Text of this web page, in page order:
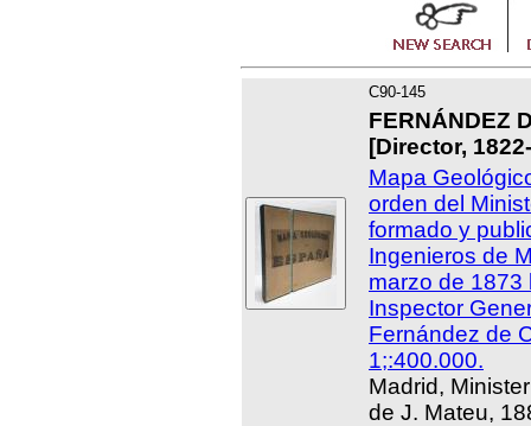
C90-145
FERNÁNDEZ
[Director,
Mapa
orden del
formado y
Ingenieros de
marzo de 1873
Inspector
Fernández de
1;:400.000.
Madrid,
de J. Mateu,